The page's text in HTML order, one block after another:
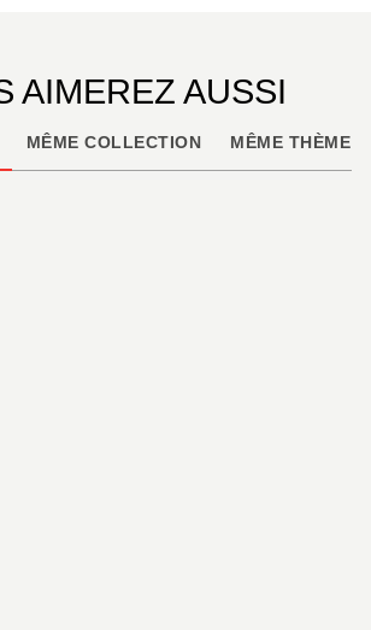
AIMEREZ AUSSI
MÊME COLLECTION MÊME THÈME